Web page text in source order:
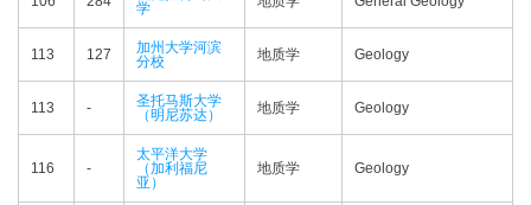
学
113 127
加州大学河滨
分校
地质学 Geology
113 -
圣托马斯大学
（明尼苏达）
地质学 Geology
116 -
太平洋大学
（加利福尼
亚）
地质学 Geology